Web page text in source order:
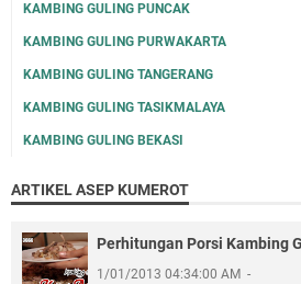
KAMBING GULING PUNCAK
KAMBING GULING PURWAKARTA
KAMBING GULING TANGERANG
KAMBING GULING TASIKMALAYA
KAMBING GULING BEKASI
ARTIKEL ASEP KUMEROT
Perhitungan Porsi Kambing
1/01/2013 04:34:00 AM